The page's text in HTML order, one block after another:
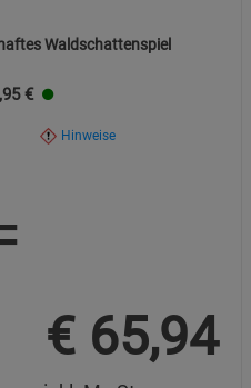
Waldschattenspiel
€
Hinweise
€ 65,94